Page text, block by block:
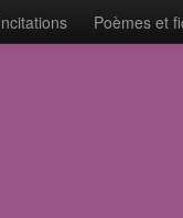
Poèmes et